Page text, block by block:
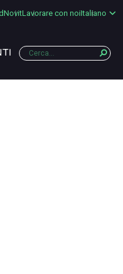
NovitLavorare con noiItaliano